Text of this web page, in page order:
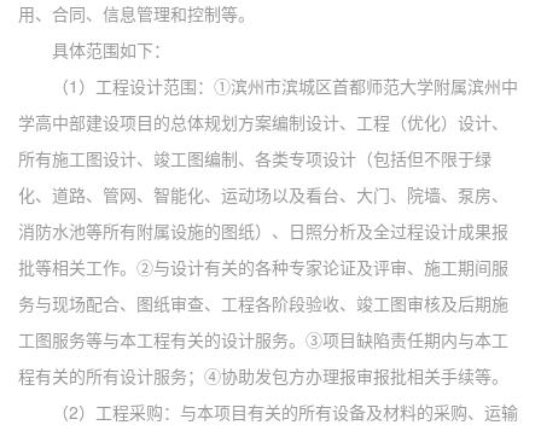
用、合同、信息管理和控制等。
具体范围如下：
（1）工程设计范围：①滨州市滨城区首都师范大学附属滨州中
学高中部建设项目的总体规划方案编制设计、工程（优化）设计、
所有施工图设计、竣工图编制、各类专项设计（包括但不限于绿
化、道路、管网、智能化、运动场以及看台、大门、院墙、泵房、
消防水池等所有附属设施的图纸）、日照分析及全过程设计成果报
批等相关工作。②与设计有关的各种专家论证及评审、施工期间服
务与现场配合、图纸审查、工程各阶段验收、竣工图审核及后期施
工图服务等与本工程有关的设计服务。③项目缺陷责任期内与本工
程有关的所有设计服务；④协助发包方办理报审报批相关手续等。
（2）工程采购：与本项目有关的所有设备及材料的采购、运输